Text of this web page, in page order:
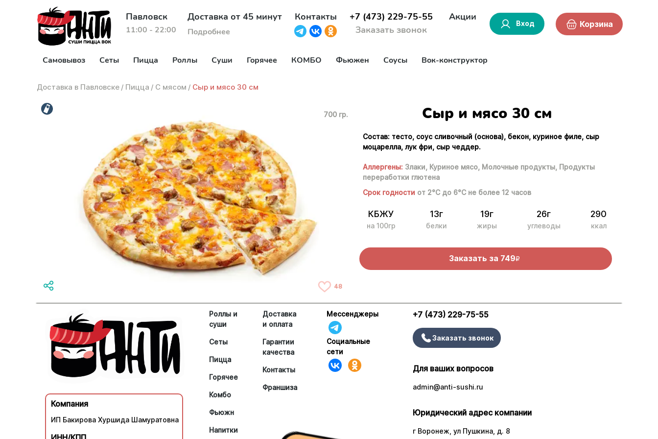
Павловск
11:00 - 22:00
Доставка от 45 минут
Подробнее
Контакты
+7 (473) 229-75-55
Заказать звонок
Акции
Вход Корзина
Самовывоз Сеты Пицца Роллы Суши Горячее КОМБО Фьюжен Соусы Вок-конструктор
Доставка в Павловске / Пицца / С мясом / Сыр и мясо 30 см
700 гр.
48
Сыр и мясо 30 см
Состав: тесто, соус сливочный (основа), бекон, куриное филе, сыр
моцарелла, лук фри, сыр чеддер.
Аллергены: Злаки, Куриное мясо, Молочные продукты, Продукты
переработки глютена
Срок годности от 2°С до 6°С не более 12 часов
КБЖУ
на 100гр
13г
белки
19г
жиры
26г
углеводы
290
ккал
Заказать за 749R
Компания
ИП Бакирова Хуршида Шамуратовна
Роллы и
суши
Сеты
Пицца
Горячее
Комбо
Фьюжн
Напитки
Доставка
и оплата
Гарантии
качества
Контакты
Франшиза
Мессенджеры
Социальные
сети
+7 (473) 229-75-55
Заказать звонок
Для ваших вопросов
admin@anti-sushi.ru
Юридический адрес компании
г Воронеж, ул Пушкина, д. 8